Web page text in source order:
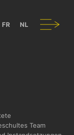
IN
FR NL
Navigation
Team